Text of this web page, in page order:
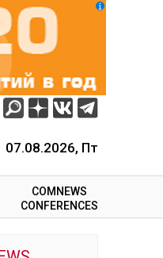
07.08.2026, Пт
COMNEWS
CONFERENCES